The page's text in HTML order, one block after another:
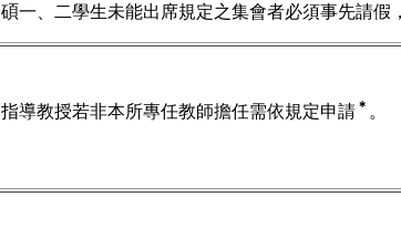
碩一、二學生未能出席規定之集會者必須事先請假
指導教授若非本所專任教師擔任需依規定申請 ＊ 。